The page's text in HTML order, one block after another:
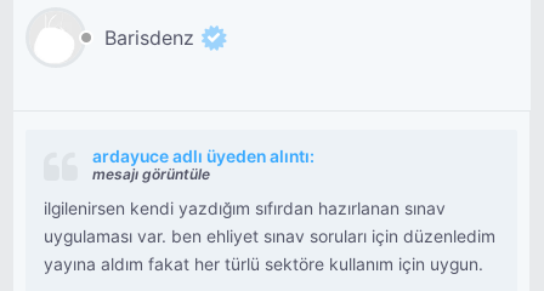
Barisdenz
ardayuce adlı üyeden alıntı:
mesajı görüntüle
ilgilenirsen kendi yazdığım sıfırdan hazırlanan sınav
uygulaması var. ben ehliyet sınav soruları için düzenledim
yayına aldım fakat her türlü sektöre kullanım için uygun.